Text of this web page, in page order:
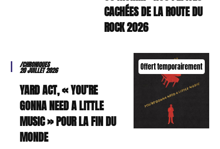
CACHÉES DE LA ROUTE DU
ROCK 2026
Offert temporairement
/CHRONIQUES
20 JUILLET 2026
YARD ACT, « YOU’RE
GONNA NEED A LITTLE
MUSIC » POUR LA FIN DU
MONDE